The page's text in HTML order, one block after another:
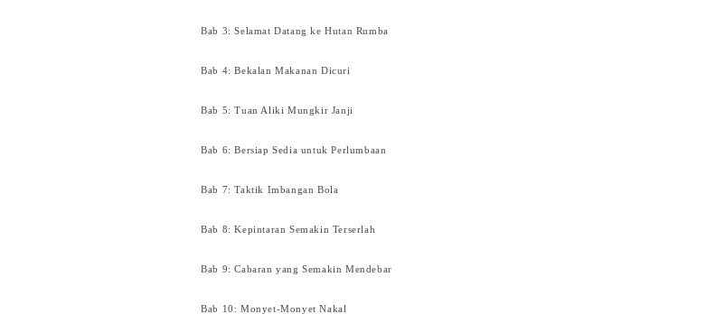
Bab 3: Selamat Datang ke Hutan Rumba
Bab 4: Bekalan Makanan Dicuri
Bab 5: Tuan Aliki Mungkir Janji
Bab 6: Bersiap Sedia untuk Perlumbaan
Bab 7: Taktik Imbangan Bola
Bab 8: Kepintaran Semakin Terserlah
Bab 9: Cabaran yang Semakin Mendebar
Bab 10: Monyet-Monyet Nakal